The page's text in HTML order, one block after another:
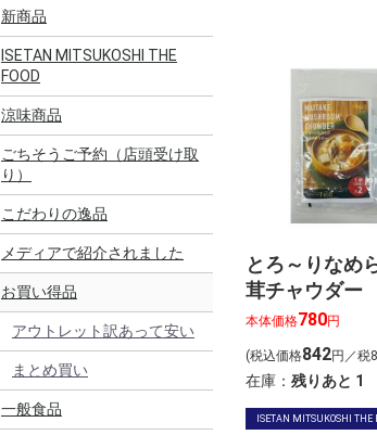
新商品
ISETAN MITSUKOSHI THE
FOOD
涼味商品
ごちそうご予約（店頭受け取
り）
こだわりの逸品
メディアで紹介されました
お買い得品
アウトレット訳あって安い
まとめ買い
一般食品
とろ～りなめ
茸チャウダ
ット
本体価格780円
(税込価格842円／税
在庫： 残りあと 1
ISETAN MITSUKOSHI THE